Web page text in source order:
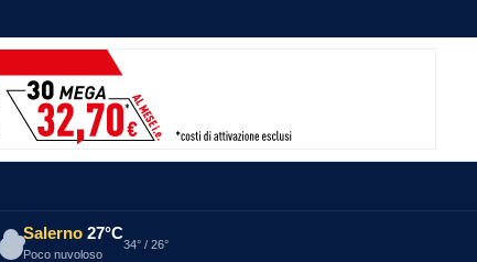
Salerno 27°C
Poco nuvoloso
34° / 26°